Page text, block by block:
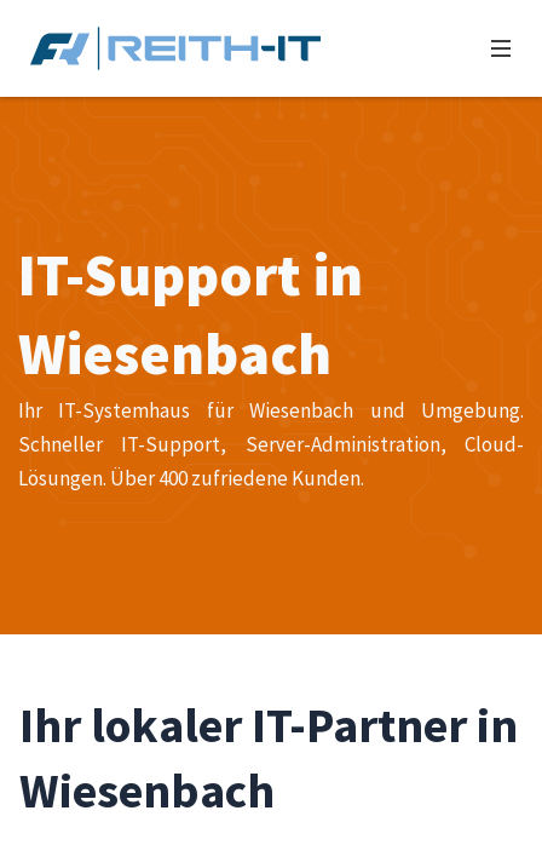
IT-Support in
Wiesenbach
Ihr IT-Systemhaus für Wiesenbach und Umgebung.
Schneller IT-Support, Server-Administration, Cloud-
Lösungen. Über 400 zufriedene Kunden.
Ihr lokaler IT-Partner in
Wiesenbach